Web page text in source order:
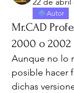
Autor
Mr.CAD
2000 o 2002
Aunque no lo
posible hacer
dichas